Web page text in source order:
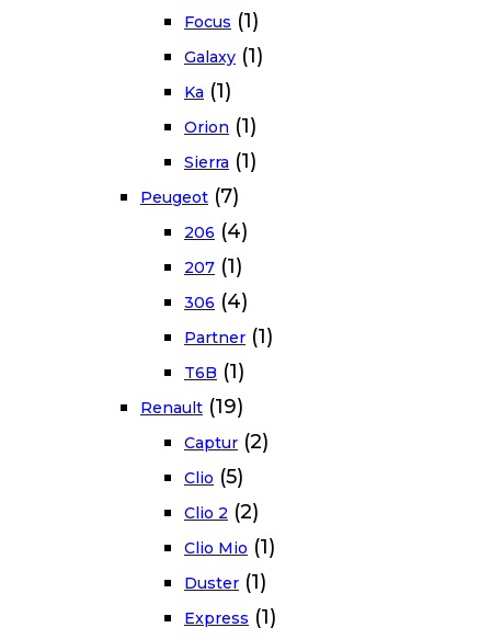
Focus (1)
Galaxy (1)
Ka (1)
Orion (1)
Sierra (1)
Peugeot (7)
206 (4)
207 (1)
306 (4)
Partner (1)
T6B (1)
Renault (19)
Captur (2)
Clio (5)
Clio 2 (2)
Clio Mio (1)
Duster (1)
Express (1)